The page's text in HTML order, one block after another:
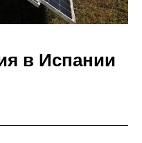
в Испании